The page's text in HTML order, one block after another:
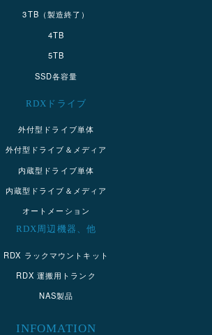
3TB（製造終了）
4TB
5TB
SSD各容量
RDXドライブ
外付型ドライブ単体
外付型ドライブ＆メディア
内蔵型ドライブ単体
内蔵型ドライブ＆メディア
オートメーション
RDX周辺機器、他
RDX ラックマウントキット
RDX 運搬用トランク
NAS製品
INFOMATION